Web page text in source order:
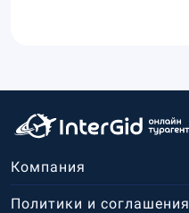
Компания
Политики и соглашения